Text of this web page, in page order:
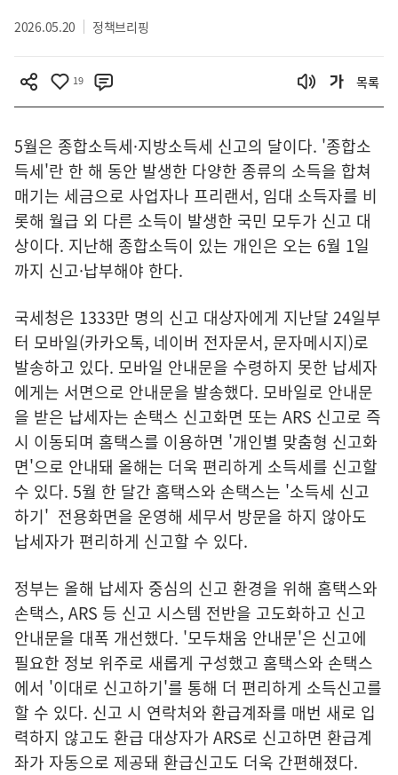
2026.05.20 정책브리핑
19 목록
5월은 종합소득세·지방소득세 신고의 달이다. '종합소
득세'란 한 해 동안 발생한 다양한 종류의 소득을 합쳐
매기는 세금으로 사업자나 프리랜서, 임대 소득자를 비
롯해 월급 외 다른 소득이 발생한 국민 모두가 신고 대
상이다. 지난해 종합소득이 있는 개인은 오는 6월 1일
까지 신고·납부해야 한다.
국세청은 1333만 명의 신고 대상자에게 지난달 24일부
터 모바일(카카오톡, 네이버 전자문서, 문자메시지)로
발송하고 있다. 모바일 안내문을 수령하지 못한 납세자
에게는 서면으로 안내문을 발송했다. 모바일로 안내문
을 받은 납세자는 손택스 신고화면 또는 ARS 신고로 즉
시 이동되며 홈택스를 이용하면 '개인별 맞춤형 신고화
면'으로 안내돼 올해는 더욱 편리하게 소득세를 신고할
수 있다. 5월 한 달간 홈택스와 손택스는 '소득세 신고
하기' 전용화면을 운영해 세무서 방문을 하지 않아도
납세자가 편리하게 신고할 수 있다.
정부는 올해 납세자 중심의 신고 환경을 위해 홈택스와
손택스, ARS 등 신고 시스템 전반을 고도화하고 신고
안내문을 대폭 개선했다. '모두채움 안내문'은 신고에
필요한 정보 위주로 새롭게 구성했고 홈택스와 손택스
에서 '이대로 신고하기'를 통해 더 편리하게 소득신고를
할 수 있다. 신고 시 연락처와 환급계좌를 매번 새로 입
력하지 않고도 환급 대상자가 ARS로 신고하면 환급계
좌가 자동으로 제공돼 환급신고도 더욱 간편해졌다.